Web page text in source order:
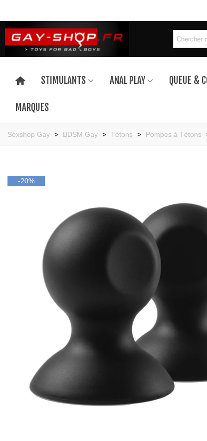
STIMULANTS ANAL PLAY QUEUE &
MARQUES
Sexshop Gay > BDSM Gay > Tétons > Pompes à Tétons
-20%